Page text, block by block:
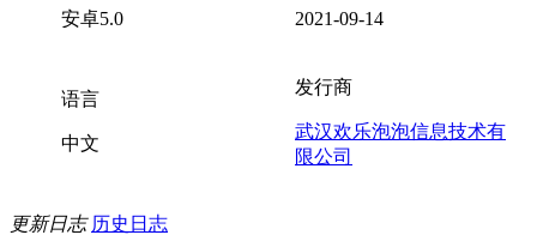
安卓5.0 2021-09-14
语言
中文
发行商
武汉欢乐泡泡信息技术有
限公司
更新日志 历史日志